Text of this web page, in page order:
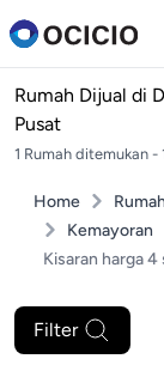
Rumah Dijual di
Pusat
1 Rumah ditemukan -
Home Rumah
Kemayoran
Kisaran harga 4
Filter